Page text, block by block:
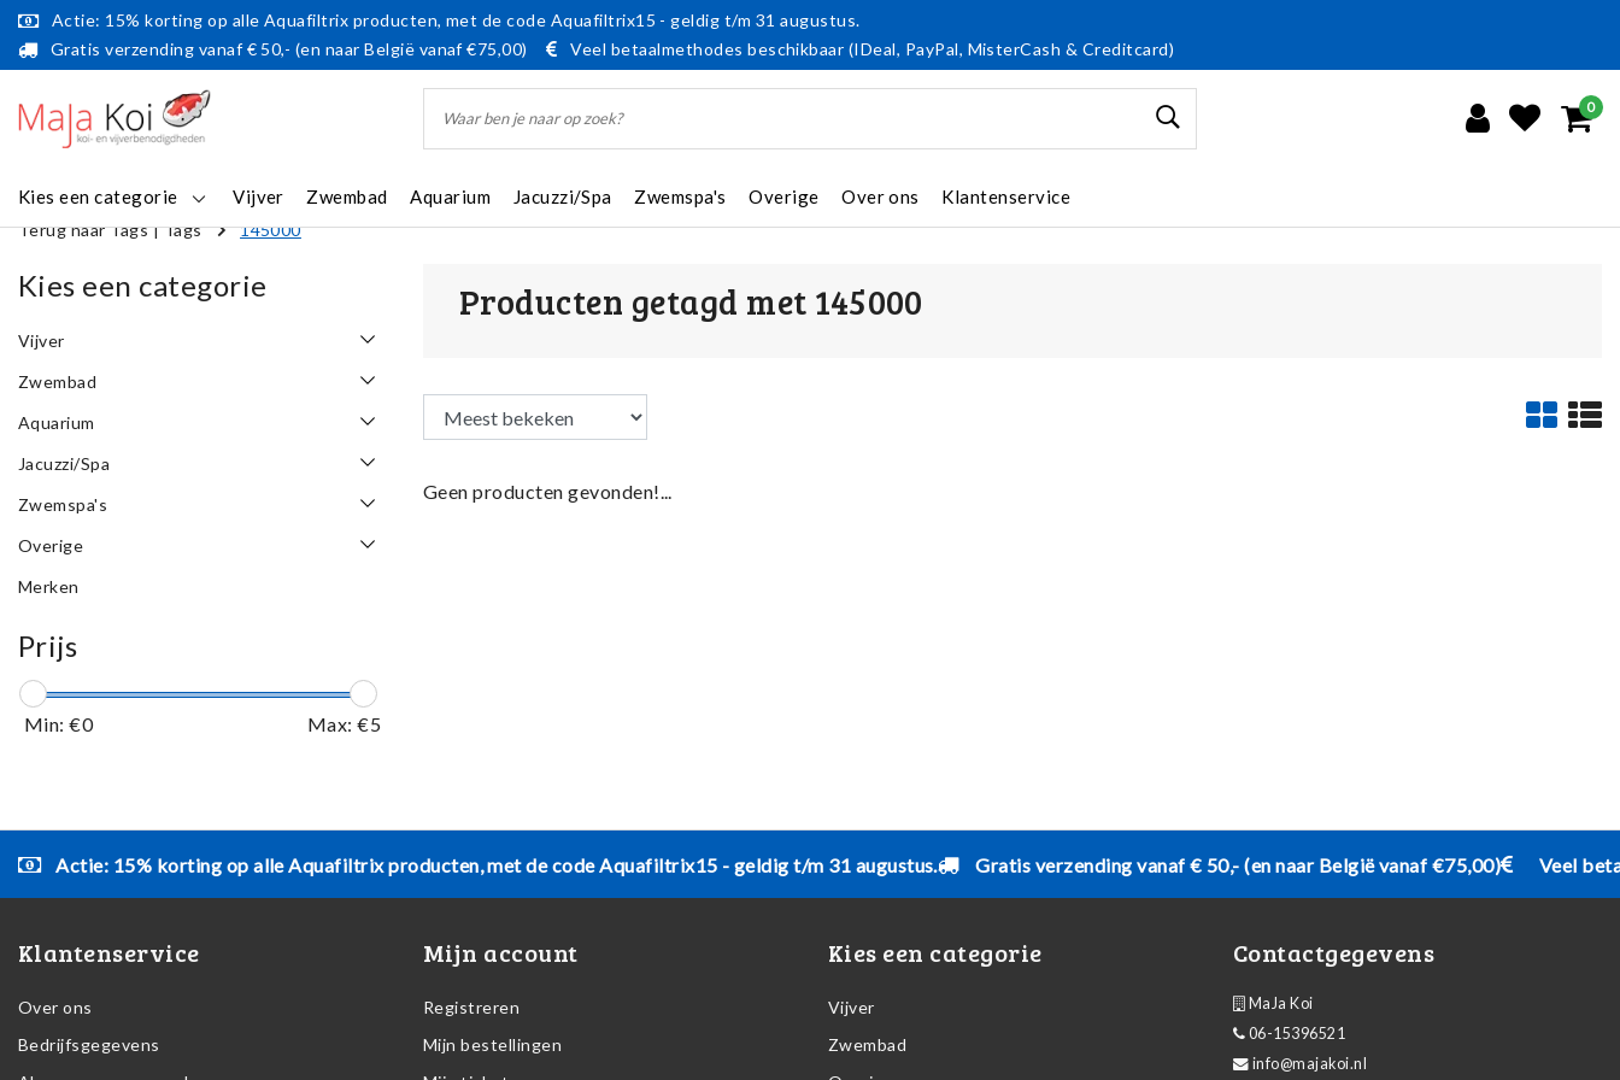
Actie: 15% korting op alle Aquafiltrix producten, met de code Aquafiltrix15 - geldig t/m 31 augustus.
Gratis verzending vanaf € 50,- (en naar België vanaf €75,00)
Veel betaalmethodes beschikbaar (IDeal, PayPal, MisterCash & Creditcard)
0
Kies een categorie Vijver Zwembad Aquarium Jacuzzi/Spa Zwemspa's Overige Over ons Klantenservice
Terug naar Tags|Tags 145000
Kies een categorie
Vijver
Zwembad
Aquarium
Jacuzzi/Spa
Zwemspa's
Overige
Merken
Prijs
Min: €0 Max: €5
Producten getagd met 145000
Geen producten gevonden!...
Actie: 15% korting op alle Aquafiltrix producten, met de code Aquafiltrix15 - geldig t/m 31 augustus. Gratis verzending vanaf € 50,- (en naar België vanaf €75,00) Veel
Klantenservice
Over ons
Bedrijfsgegevens
Mijn account
Registreren
Mijn bestellingen
Kies een categorie
Vijver
Zwembad
Contactgegevens
MaJa Koi
06-15396521
info@majakoi.nl